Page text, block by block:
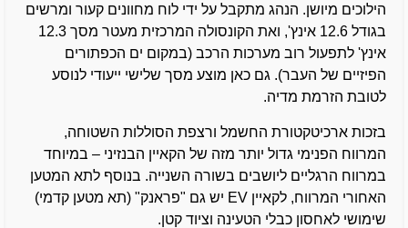
הילוכים מיושן. הנהג מתקבל על ידי לוח מחוונים קעור ומרשים
בגודל 12.6 אינץ', ואת הקונסולה המרכזית מעטר מסך 12.3
אינץ' לתפעול רוב מערכות הרכב (במקום ים הכפתורים
הפיזיים של העבר). גם כאן מוצע מסך שלישי ייעודי לנוסע
לטובת הזרמת מדיה.
בזכות ארכיטקטורת החשמל ורצפת הסוללות השטוחה,
המרווח הפנימי גדול יותר מזה של הקאיין הבנזיני – במיוחד
במרווח הרגליים ליושבים בשורה השנייה. בנוסף לתא המטען
האחורי המרווח, לקאיין EV יש גם "פראנק" (תא מטען קדמי)
שימושי לאחסון כבלי הטעינה וציוד קטן.